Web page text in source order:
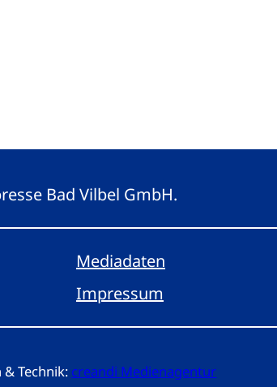
Bad Vilbel GmbH.
Mediadaten
Impressum
& Technik: creandi Medienagentur